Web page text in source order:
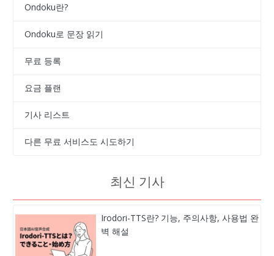
Ondoku란?
Ondoku로 문장 읽기
무료 등록
요금 플랜
기사 리스트
다른 무료 서비스도 시도하기
최신 기사
Irodori-TTS란? 기능, 주의사항, 사용법 완
벽 해설